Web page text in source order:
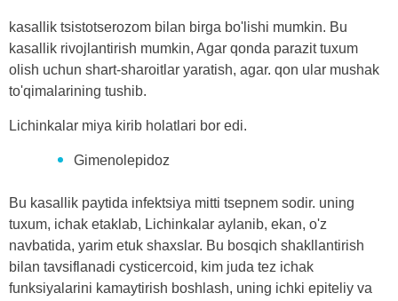
kasallik tsistotserozom bilan birga bo'lishi mumkin. Bu
kasallik rivojlantirish mumkin, Agar qonda parazit tuxum
olish uchun shart-sharoitlar yaratish, agar. qon ular mushak
to'qimalarining tushib.
Lichinkalar miya kirib holatlari bor edi.
Gimenolepidoz
Bu kasallik paytida infektsiya mitti tsepnem sodir. uning
tuxum, ichak etaklab, Lichinkalar aylanib, ekan, o'z
navbatida, yarim etuk shaxslar. Bu bosqich shakllantirish
bilan tavsiflanadi cysticercoid, kim juda tez ichak
funksiyalarini kamaytirish boshlash, uning ichki epiteliy va